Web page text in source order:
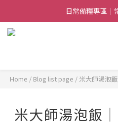
日常備糧專區｜
日常備糧專區｜
消費滿$888免運｜滿
日常備糧專區｜
Home / Blog list page / 米大師湯泡
米大師湯泡飯